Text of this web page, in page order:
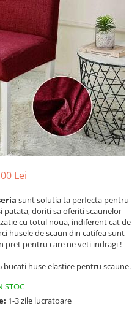
2
2
3D,
6
Lei
sunt solutia ta perfecta pentru
patata, doriti sa oferiti scaunelor
cu totul noua, indiferent cat de
husele de scaun din catifea sunt
pret pentru care ne veti indragi !
huse elastice pentru scaune.
STOC
1-3 zile lucratoare